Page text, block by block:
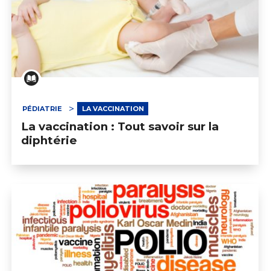
PÉDIATRIE LA VACCINATION
La vaccination : Tout savoir sur la
diphtérie